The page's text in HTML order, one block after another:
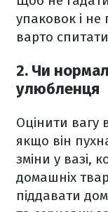
упаковок і
варто
2. Чи
улюбленця
Оцінити вагу
якщо він
зміни у вазі,
домашніх
піддавати